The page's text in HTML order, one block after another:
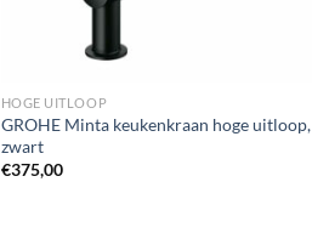
HOGE UITLOOP
GROHE Minta keukenkraan hoge uitloop,
zwart
€375,00